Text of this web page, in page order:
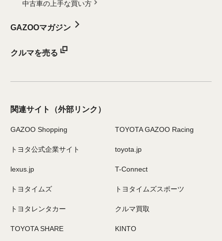
中古車の上手な買い方
GAZOOマガジン
クルマを売る
関連サイト （外部リンク）
GAZOO Shopping TOYOTA GAZOO Racing
トヨタ公式企業サイト toyota.jp
lexus.jp T-Connect
トヨタイムズ トヨタイムズスポーツ
トヨタレンタカー クルマ買取
TOYOTA SHARE KINTO